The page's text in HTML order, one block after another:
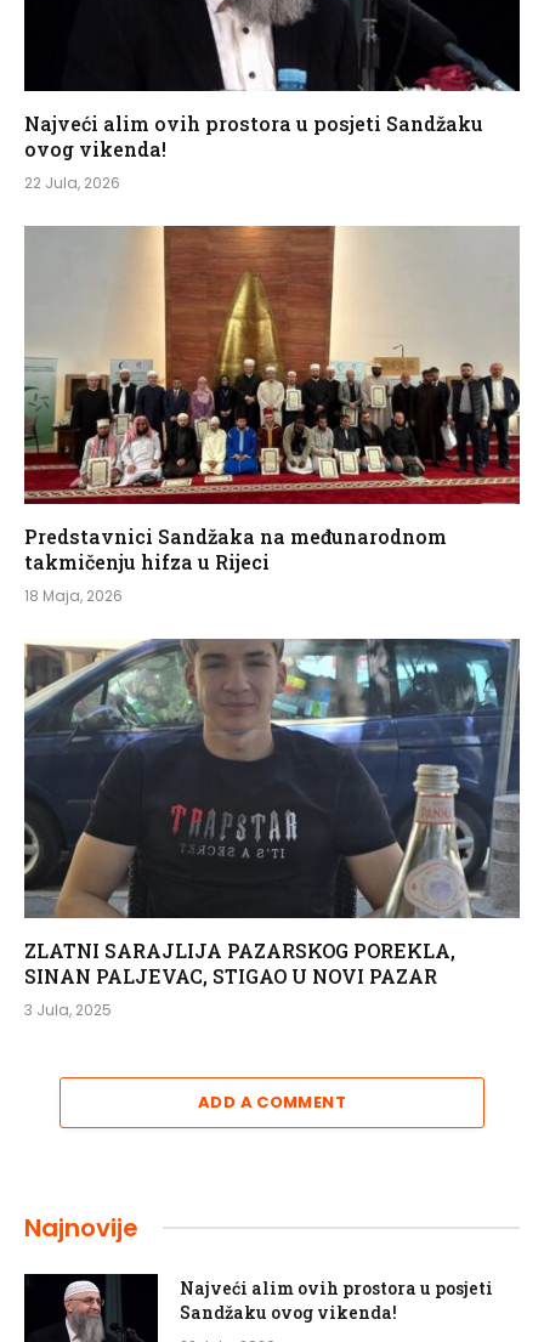
Najveći alim ovih prostora u posjeti Sandžaku
ovog vikenda!
22 Jula, 2026
Predstavnici Sandžaka na međunarodnom
takmičenju hifza u Rijeci
18 Maja, 2026
ZLATNI SARAJLIJA PAZARSKOG POREKLA,
SINAN PALJEVAC, STIGAO U NOVI PAZAR
3 Jula, 2025
ADD A COMMENT
Najnovije
Najveći alim ovih prostora u posjeti
Sandžaku ovog vikenda!